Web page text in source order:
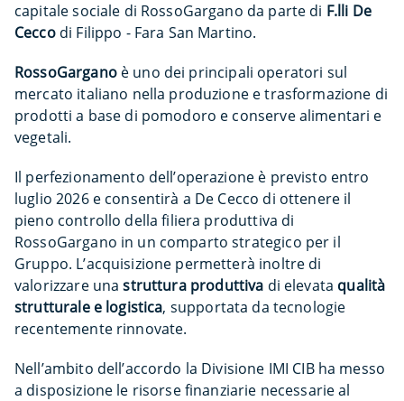
capitale sociale di RossoGargano da parte di F.lli De
Ceccodi Filippo - Fara San Martino.
RossoGarganoè uno dei principali operatori sul
mercato italiano nella produzione e trasformazione di
prodotti a base di pomodoro e conserve alimentari e
vegetali.
Il perfezionamento dell’operazione è previsto entro
luglio 2026 e consentirà a De Cecco di ottenere il
pieno controllo della filiera produttiva di
RossoGargano in un comparto strategico per il
Gruppo. L’acquisizione permetterà inoltre di
valorizzare unastruttura produttiva di elevata qualità
strutturale e logistica, supportata da tecnologie
recentemente rinnovate.
Nell’ambito dell’accordo la Divisione IMI CIB ha messo
a disposizione le risorse finanziarie necessarie al